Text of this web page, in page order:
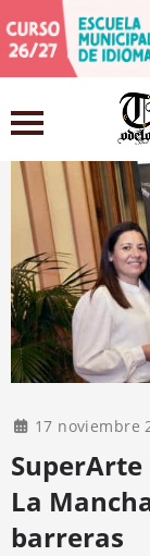
17 noviembre
SuperArte
La
barreras